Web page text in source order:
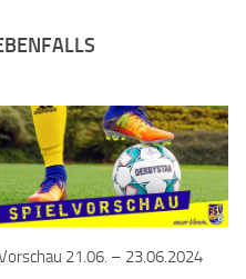
21.06. – 23.06.2024